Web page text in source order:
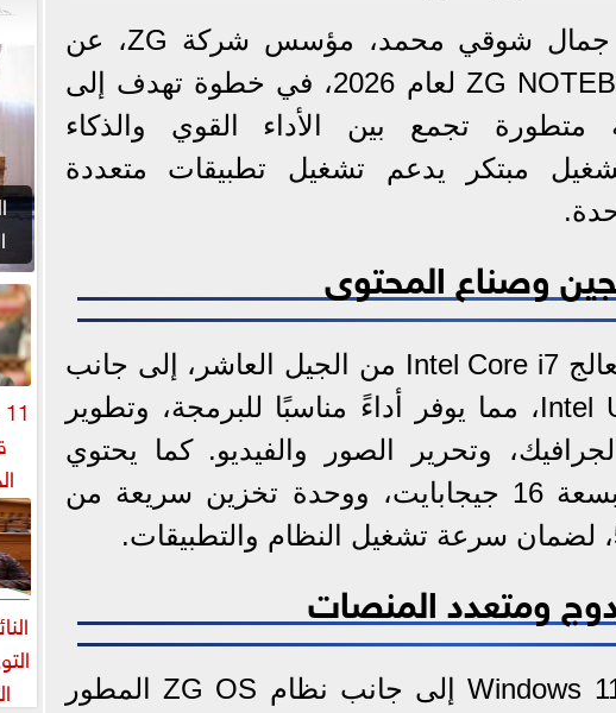
أعلن المهندس زياد جمال شوقي محمد، مؤسس شركة ZG، عن
إطلاق جهاز ZG NOTEBOOK D1 لعام 2026، في خطوة تهدف إلى
تجمع بين الأداء القوي والذكاء
مبتكر يدعم تشغيل تطبيقات متعددة
وصناع المحتوى
يأتي الجهاز مزودًا بمعالج Intel Core i7 من الجيل العاشر، إلى جانب
بطاقة Intel Ultra Graphics، مما يوفر أداءً مناسبًا للبرمجة، وتطوير
وتحرير الصور والفيديو. كما يحتوي
على ذاكرة عشوائية بسعة 16 جيجابايت، ووحدة تخزين سريعة من
ومتعدد المنصات
يعمل الجهاز بنظام Windows 11 إلى جانب نظام ZG OS المطور